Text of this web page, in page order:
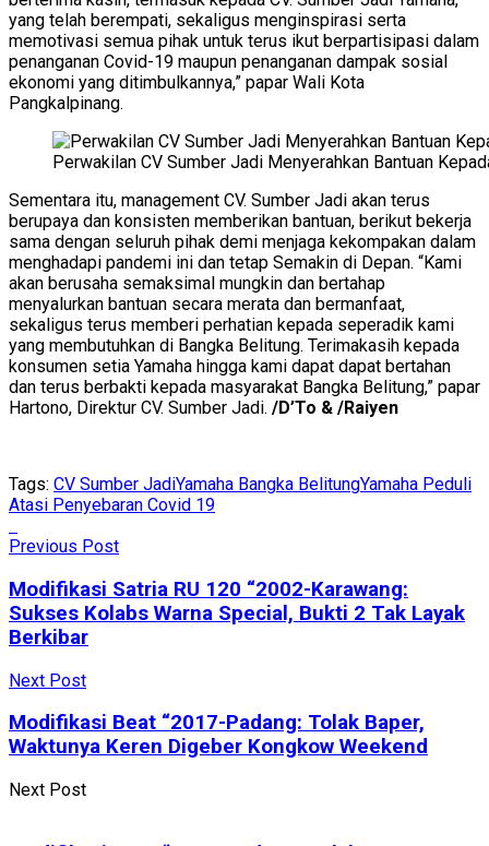
yang telah berempati, sekaligus menginspirasi serta
memotivasi semua pihak untuk terus ikut berpartisipasi dalam
penanganan Covid-19 maupun penanganan dampak sosial
ekonomi yang ditimbulkannya,” papar Wali Kota
Pangkalpinang.
Perwakilan CV Sumber Jadi Menyerahkan Bantuan
Sementara itu, management CV. Sumber Jadi akan terus
berupaya dan konsisten memberikan bantuan, berikut bekerja
sama dengan seluruh pihak demi menjaga kekompakan dalam
menghadapi pandemi ini dan tetap Semakin di Depan. “Kami
akan berusaha semaksimal mungkin dan bertahap
menyalurkan bantuan secara merata dan bermanfaat,
sekaligus terus memberi perhatian kepada seperadik kami
yang membutuhkan di Bangka Belitung. Terimakasih kepada
konsumen setia Yamaha hingga kami dapat dapat bertahan
dan terus berbakti kepada masyarakat Bangka Belitung,” papar
Hartono, Direktur CV. Sumber Jadi. /D’To & /Raiyen
Tags: CV Sumber JadiYamaha Bangka BelitungYamaha Peduli
Atasi Penyebaran Covid 19
Previous Post
Modifikasi Satria RU 120 “2002-Karawang:
Sukses Kolabs Warna Special, Bukti 2 Tak Layak
Berkibar
Next Post
Modifikasi Beat “2017-Padang: Tolak Baper,
Waktunya Keren Digeber Kongkow Weekend
Next Post